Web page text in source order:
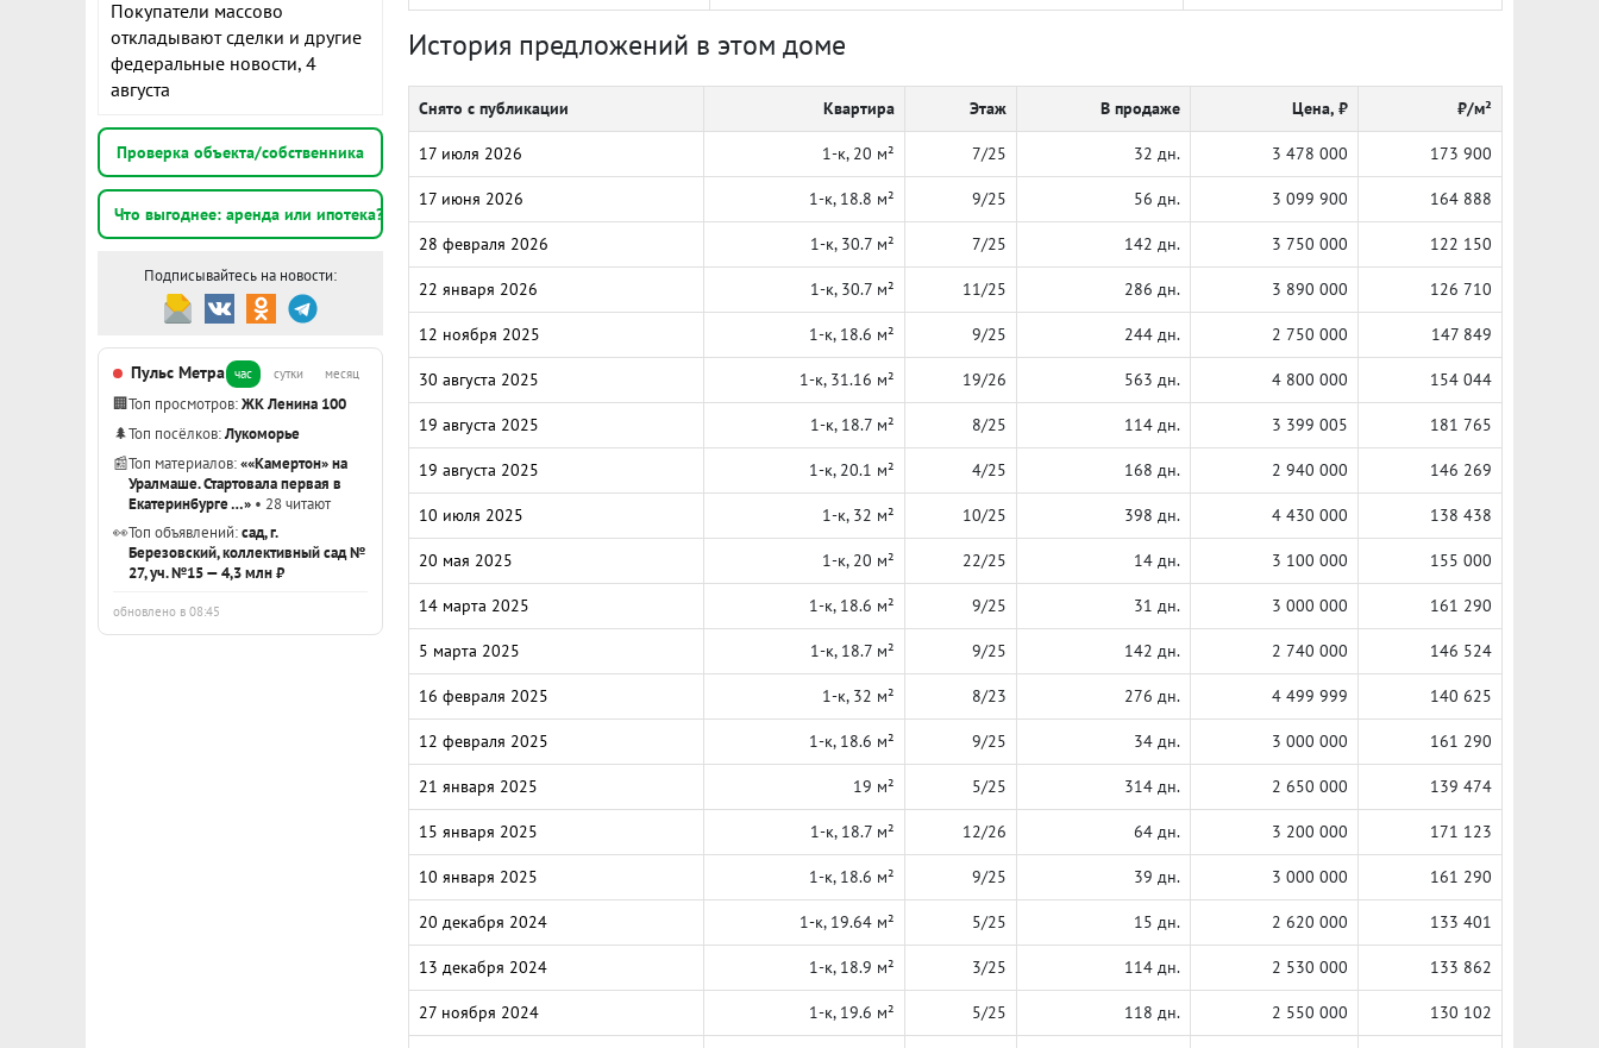
Покупатели массово
откладывают сделки и другие
федеральные новости, 4
августа
Проверка объекта/собственника
Что выгоднее: аренда или ипотека?
Подписывайтесь на новости:
Пульс Метра час сутки месяц
🏢Топ просмотров:ЖК Ленина 100
🌲Топ посёлков:Лукоморье
📰Топ материалов:««Камертон» на
Уралмаше. Стартовала первая в
Екатеринбурге …» • 28 читают
👀Топ объявлений:сад, г.
Березовский, коллективный сад №
27, уч. №15 — 4,3 млн ₽
обновлено в 08:45
История предложений в этом доме
Снято с публикации Квартира Этаж В продаже Цена, ₽ ₽/м²
17 июля 2026 1-к, 20 м² 7/25 32 дн. 3 478 000 173 900
17 июня 2026 1-к, 18.8 м² 9/25 56 дн. 3 099 900 164 888
28 февраля 2026 1-к, 30.7 м² 7/25 142 дн. 3 750 000 122 150
22 января 2026 1-к, 30.7 м² 11/25 286 дн. 3 890 000 126 710
12 ноября 2025 1-к, 18.6 м² 9/25 244 дн. 2 750 000 147 849
30 августа 2025 1-к, 31.16 м² 19/26 563 дн. 4 800 000 154 044
19 августа 2025 1-к, 18.7 м² 8/25 114 дн. 3 399 005 181 765
19 августа 2025 1-к, 20.1 м² 4/25 168 дн. 2 940 000 146 269
10 июля 2025 1-к, 32 м² 10/25 398 дн. 4 430 000 138 438
20 мая 2025 1-к, 20 м² 22/25 14 дн. 3 100 000 155 000
14 марта 2025 1-к, 18.6 м² 9/25 31 дн. 3 000 000 161 290
5 марта 2025 1-к, 18.7 м² 9/25 142 дн. 2 740 000 146 524
16 февраля 2025 1-к, 32 м² 8/23 276 дн. 4 499 999 140 625
12 февраля 2025 1-к, 18.6 м² 9/25 34 дн. 3 000 000 161 290
21 января 2025 19 м² 5/25 314 дн. 2 650 000 139 474
15 января 2025 1-к, 18.7 м² 12/26 64 дн. 3 200 000 171 123
10 января 2025 1-к, 18.6 м² 9/25 39 дн. 3 000 000 161 290
20 декабря 2024 1-к, 19.64 м² 5/25 15 дн. 2 620 000 133 401
13 декабря 2024 1-к, 18.9 м² 3/25 114 дн. 2 530 000 133 862
27 ноября 2024 1-к, 19.6 м² 5/25 118 дн. 2 550 000 130 102